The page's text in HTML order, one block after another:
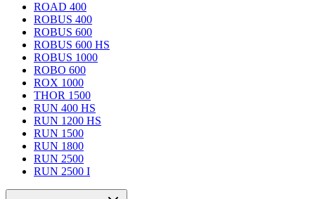
ROAD 400
ROBUS 400
ROBUS 600
ROBUS 600 HS
ROBUS 1000
ROBO 600
ROX 1000
THOR 1500
RUN 400 HS
RUN 1200 HS
RUN 1500
RUN 1800
RUN 2500
RUN 2500 I